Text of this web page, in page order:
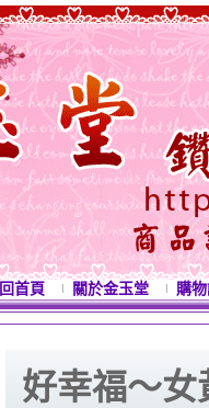
回首頁 關於金玉堂 購
好幸福～女